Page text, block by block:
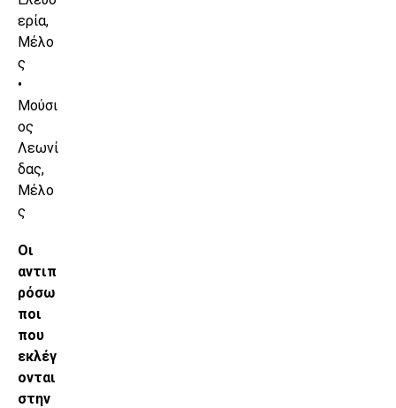
ερία,
Μέλο
ς
•
Μούσι
ος
Λεωνί
δας,
Μέλο
ς
Οι
αντιπ
ρόσω
ποι
που
εκλέγ
ονται
στην